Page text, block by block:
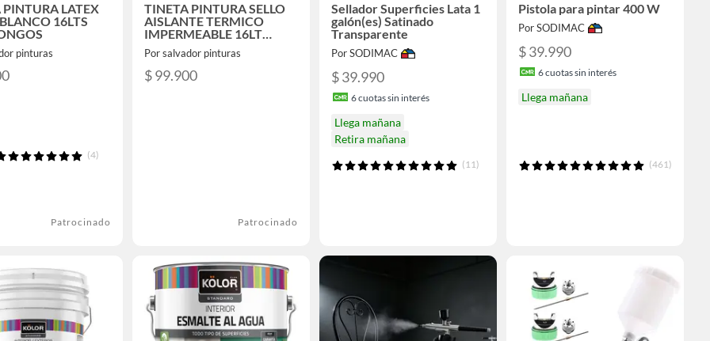
PINTURA LATEX
16LTS
pinturas
(4)
Patrocinado
TINETA PINTURA SELLO
AISLANTE TERMICO
IMPERMEABLE 16LT
BLANCO
Por salvador pinturas
$ 99.900
Patrocinado
Sellador Superficies Lata 1
galón(es) Satinado
Transparente
Por SODIMAC
$ 39.990
6cuotas sin interés
Llega mañana
Retira mañana
(11)
Pistola para pintar 400 W
Por SODIMAC
$ 39.990
6cuotas sin interés
Llega mañana
(461)